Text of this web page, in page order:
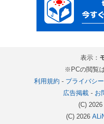
表示：
※PCの閲覧
利用規約 - プライバシ
広告掲載- お
(C) 2026
(C) 2026